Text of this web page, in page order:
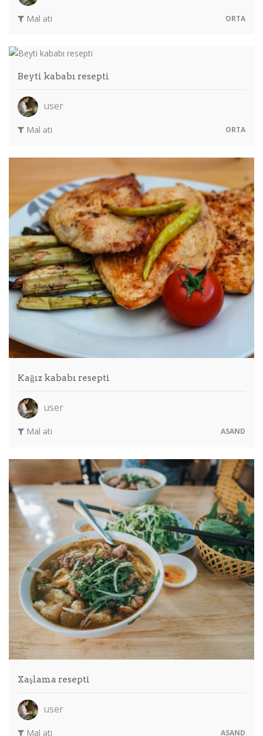
Mal əti ORTA
Beyti kababı resepti
user
Mal əti ORTA
Kağız kababı resepti
user
Mal əti ASAND
Xaşlama resepti
user
Mal əti ASAND